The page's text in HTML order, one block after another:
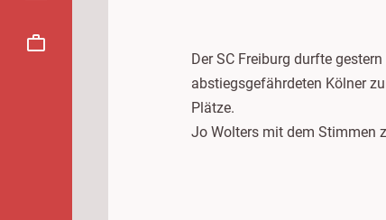
Der SC Freiburg durfte
abstiegsgefährdeten Kölner
Plätze.
Jo Wolters mit dem Stimmen